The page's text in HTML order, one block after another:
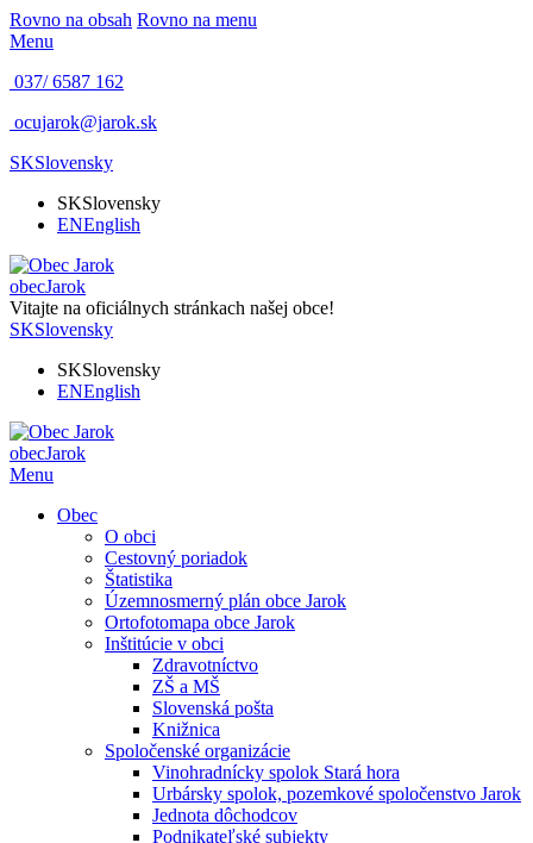
Rovno na obsah Rovno na menu
Menu
037/ 6587 162
ocujarok@jarok.sk
SKSlovensky
SKSlovensky
ENEnglish
obecJarok
Vitajte na oficiálnych stránkach našej obce!
SKSlovensky
SKSlovensky
ENEnglish
obecJarok
Menu
Obec
O obci
Cestovný poriadok
Štatistika
Územnosmerný plán obce Jarok
Ortofotomapa obce Jarok
Inštitúcie v obci
Zdravotníctvo
ZŠ a MŠ
Slovenská pošta
Knižnica
Spoločenské organizácie
Vinohradnícky spolok Stará hora
Urbársky spolok, pozemkové spoločenstvo Jarok
Jednota dôchodcov
Podnikateľské subjekty